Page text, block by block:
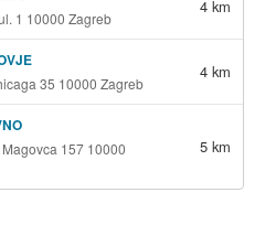
1 10000 Zagreb
4 km
35 10000 Zagreb
4 km
157 10000
5 km